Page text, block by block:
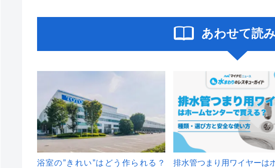
あわせて読
浴室の”きれい”はどう作られる？
排水管つまり用ワイヤーは